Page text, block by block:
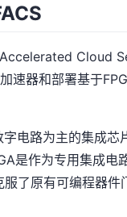
Cloud
速器和部署基于
字电路为主的集成
是作为专用集成
了原有可编程器件